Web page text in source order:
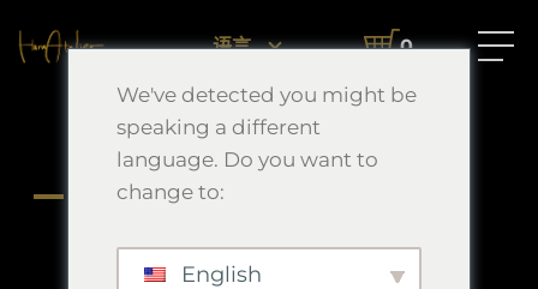
语言 0
首页 常见问题 有哪些可能的付款方式？
有哪些可能的付款方式？
A 有哪些可能的付款方式？
海外只接受信用卡付款。
We've detected you might be
speaking a different
language. Do you want to
change to:
English